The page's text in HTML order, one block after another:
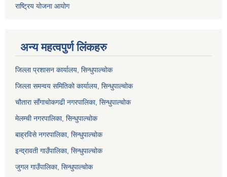
राष्ट्रिय योजना आयोग
अन्य महत्वपुर्ण लिंकहरु
जिल्ला प्रशासन कार्यालय, सिन्धुपाल्चोक
जिल्ला समन्वय समितिको कार्यालय, सिन्धुपाल्चोक
चौतारा साँगाचोकगढी नगरपालिका, सिन्धुपाल्चोक
मेलम्ची नगरपालिका, सिन्धुपाल्चोक
बाह्रविसे नगरपालिका, सिन्धुपाल्चोक
इन्द्रावती गाउँपालिका, सिन्धुपाल्चोक
जुगल गाउँपालिका, सिन्धुपाल्चोक